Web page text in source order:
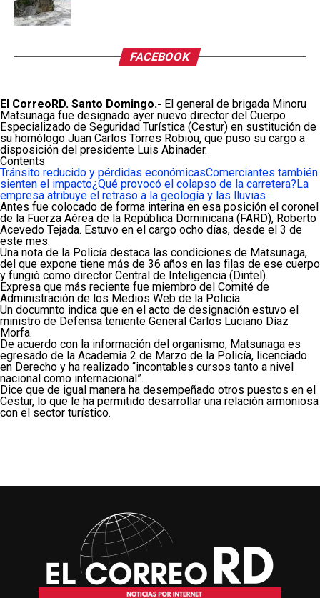
FACEBOOK
El CorreoRD. Santo Domingo.- El general de brigada Minoru
Matsunaga fue designado ayer nuevo director del Cuerpo
Especializado de Seguridad Turística (Cestur) en sustitución de
su homólogo Juan Carlos Torres Robiou, que puso su cargo a
disposición del presidente Luis Abinader.
Contents
Tránsito reducido y pérdidas económicasComerciantes también
sienten el impacto¿Qué provocó el colapso de la carretera? La
empresa atribuye el retraso a la geología y las lluvias
Antes fue colocado de forma interina en esa posición el coronel
de la Fuerza Aérea de la República Dominicana (FARD), Roberto
Acevedo Tejada. Estuvo en el cargo ocho días, desde el 3 de
este mes.
Una nota de la Policía destaca las condiciones de Matsunaga,
del que expone tiene más de 36 años en las filas de ese cuerpo
y fungió como director Central de Inteligencia (Dintel).
Expresa que más reciente fue miembro del Comité de
Administración de los Medios Web de la Policía.
Un documnto indica que en el acto de designación estuvo el
ministro de Defensa teniente General Carlos Luciano Díaz
Morfa.
De acuerdo con la información del organismo, Matsunaga es
egresado de la Academia 2 de Marzo de la Policía, licenciado
en Derecho y ha realizado “incontables cursos tanto a nivel
nacional como internacional”.
Dice que de igual manera ha desempeñado otros puestos en el
Cestur, lo que le ha permitido desarrollar una relación armoniosa
con el sector turístico.